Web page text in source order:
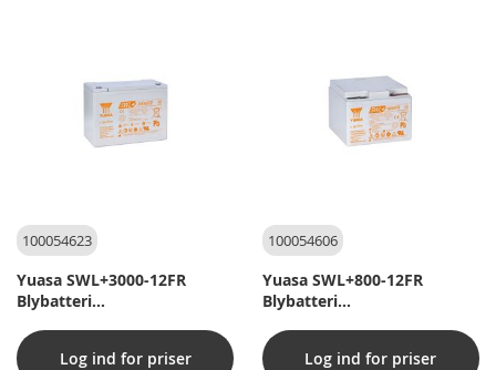
100054623
Yuasa SWL+3000-12FR
Blybatteri
Log ind for priser
100054606
Yuasa SWL+800-12FR
Blybatteri
Log ind for priser